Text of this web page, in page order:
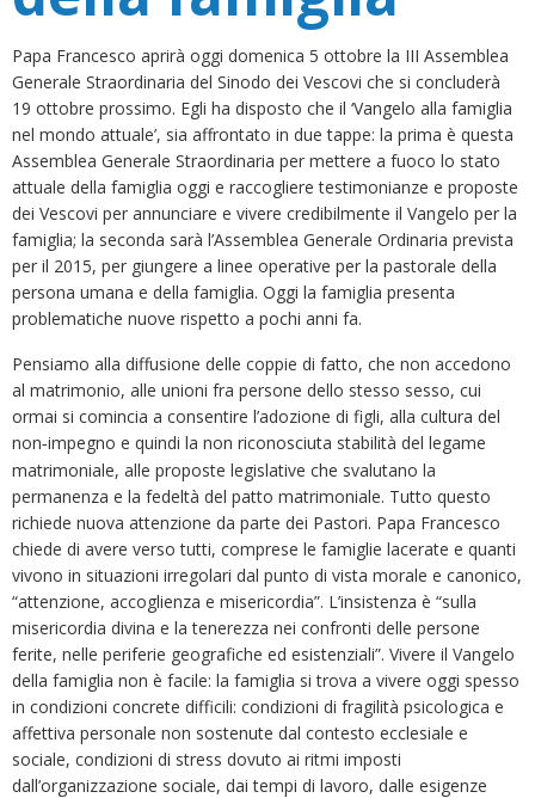
Papa Francesco aprirà oggi domenica 5 ottobre la III Assemblea
Generale Straordinaria del Sinodo dei Vescovi che si concluderà
19 ottobre prossimo. Egli ha disposto che il ‘Vangelo alla famiglia
nel mondo attuale’, sia affrontato in due tappe: la prima è questa
Assemblea Generale Straordinaria per mettere a fuoco lo stato
attuale della famiglia oggi e raccogliere testimonianze e proposte
dei Vescovi per annunciare e vivere credibilmente il Vangelo per la
famiglia; la seconda sarà l’Assemblea Generale Ordinaria prevista
per il 2015, per giungere a linee operative per la pastorale della
persona umana e della famiglia. Oggi la famiglia presenta
problematiche nuove rispetto a pochi anni fa.
Pensiamo alla diffusione delle coppie di fatto, che non accedono
al matrimonio, alle unioni fra persone dello stesso sesso, cui
ormai si comincia a consentire l’adozione di figli, alla cultura del
non‐impegno e quindi la non riconosciuta stabilità del legame
matrimoniale, alle proposte legislative che svalutano la
permanenza e la fedeltà del patto matrimoniale. Tutto questo
richiede nuova attenzione da parte dei Pastori. Papa Francesco
chiede di avere verso tutti, comprese le famiglie lacerate e quanti
vivono in situazioni irregolari dal punto di vista morale e canonico,
“attenzione, accoglienza e misericordia”. L’insistenza è “sulla
misericordia divina e la tenerezza nei confronti delle persone
ferite, nelle periferie geografiche ed esistenziali”. Vivere il Vangelo
della famiglia non è facile: la famiglia si trova a vivere oggi spesso
in condizioni concrete difficili: condizioni di fragilità psicologica e
affettiva personale non sostenute dal contesto ecclesiale e
sociale, condizioni di stress dovuto ai ritmi imposti
dall’organizzazione sociale, dai tempi di lavoro, dalle esigenze